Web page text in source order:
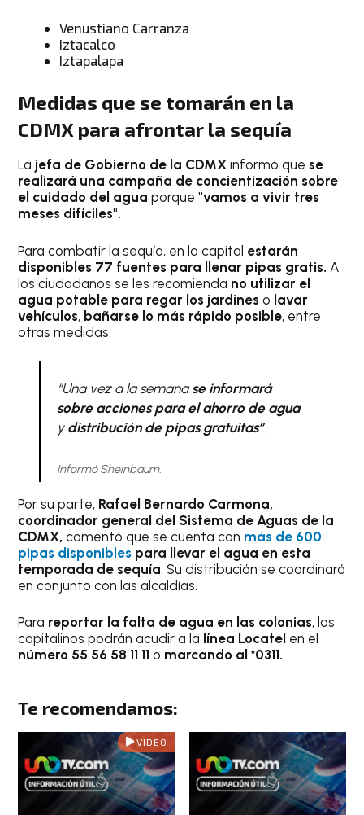
Venustiano Carranza
Iztacalco
Iztapalapa
Medidas que se tomarán en la
CDMX para afrontar la sequía
La jefa de Gobierno de la CDMXinformó que se
realizará una campaña de concientización sobre
el cuidado del aguaporque"vamos a vivir tres
meses difíciles".
Para combatir la sequía, en la capital estarán
disponibles 77 fuentes para llenar pipas gratis. A
los ciudadanos se les recomienda no utilizar el
agua potable para regar los jardines o lavar
vehículos, bañarse lo más rápido posible, entre
otras medidas.
“Una vez a la semanase informará
sobre acciones para el ahorro de agua
y distribución de pipas gratuitas”.
Informó Sheinbaum.
Por su parte, Rafael Bernardo Carmona,
coordinador general del Sistema de Aguas de la
CDMX, comentó que se cuenta con más de 600
pipas disponibles para llevar el agua en esta
temporada de sequía. Su distribución se coordinará
en conjunto con las alcaldías.
Para reportar la falta de agua en las colonias, los
capitalinos podrán acudir a la línea Locatel en el
número 55 56 58 11 11 o marcando al *0311.
Te recomendamos:
VIDEO